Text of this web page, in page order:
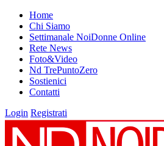
Home
Chi Siamo
Settimanale NoiDonne Online
Rete News
Foto&Video
Nd TrePuntoZero
Sostienici
Contatti
Login Registrati